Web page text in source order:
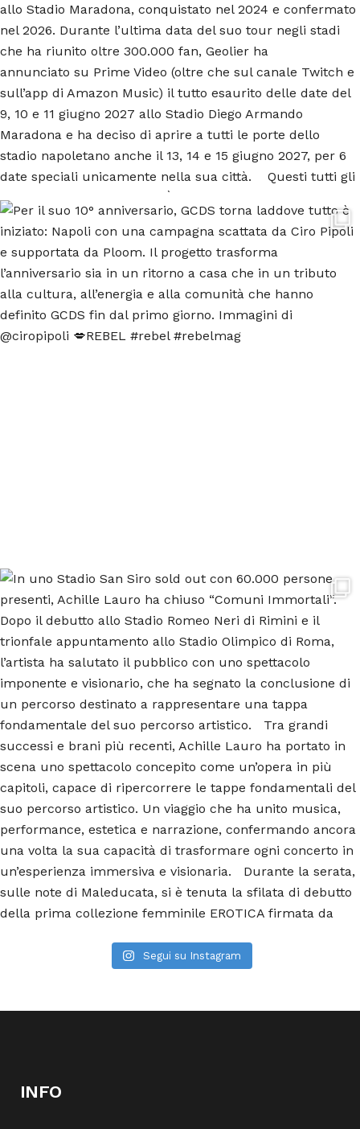
Segui su Instagram
INFO